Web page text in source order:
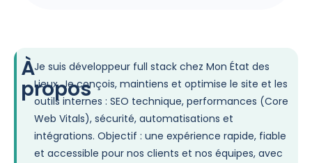
À
propos
Je suis développeur full stack chez Mon État des
Lieux. Je conçois, maintiens et optimise le site et les
outils internes : SEO technique, performances (Core
Web Vitals), sécurité, automatisations et
intégrations. Objectif : une expérience rapide, fiable
et accessible pour nos clients et nos équipes, avec